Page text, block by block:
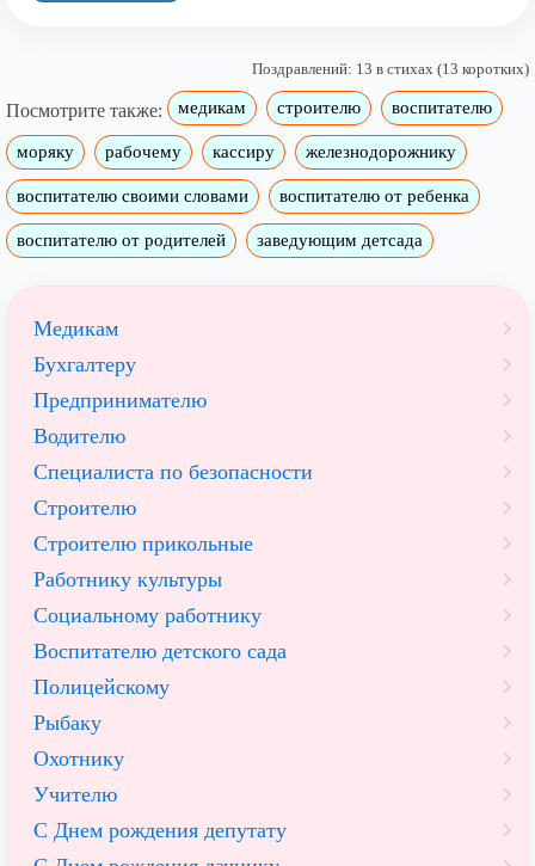
Поздравлений: 13 в стихах (13 коротких)
Посмотрите также: медикам строителю воспитателю
моряку рабочему кассиру железнодорожнику
воспитателю своими словами воспитателю от ребенка
воспитателю от родителей заведующим детсада
Медикам
Бухгалтеру
Предпринимателю
Водителю
Специалиста по безопасности
Строителю
Строителю прикольные
Работнику культуры
Социальному работнику
Воспитателю детского сада
Полицейскому
Рыбаку
Охотнику
Учителю
С Днем рождения депутату